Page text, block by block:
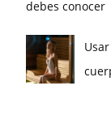
debes conocer